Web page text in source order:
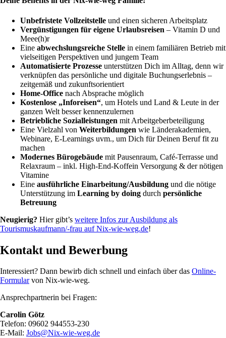
Unbefristete Vollzeitstelle und einen sicheren Arbeitsplatz
Vergünstigungen für eigene Urlaubsreisen – Vitamin D und
Meee(h)r
Eine abwechslungsreiche Stelle in einem familiären Betrieb mit
vielseitigen Perspektiven und jungem Team
Automatisierte Prozesse unterstützen Dich im Alltag, denn wir
verknüpfen das persönliche und digitale Buchungserlebnis –
zeitgemäß und zukunftsorientiert
Home-Office nach Absprache möglich
Kostenlose „Inforeisen“, um Hotels und Land & Leute in der
ganzen Welt besser kennenzulernen
Betriebliche Sozialleistungen mit Arbeitgeberbeteiligung
Eine Vielzahl von Weiterbildungen wie Länderakademien,
Webinare, E-Learnings uvm., um Dich für Deinen Beruf fit zu
machen
Modernes Bürogebäude mit Pausenraum, Café-Terrasse und
Relaxraum – inkl. High-End-Koffein Versorgung & der nötigen
Vitamine
Eine ausführliche Einarbeitung/Ausbildung und die nötige
Unterstützung im Learning by doing durch persönliche
Betreuung
Neugierig? Hier gibt’s weitere Infos zur Ausbildung als
Tourismuskaufmann/-frau auf Nix-wie-weg.de!
Kontakt und Bewerbung
Interessiert? Dann bewirb dich schnell und einfach über das Online-
Formularvon Nix-wie-weg.
Ansprechpartnerin bei Fragen:
Carolin Götz
Telefon: 09602 944553-230
E-Mail: Jobs@Nix-wie-weg.de